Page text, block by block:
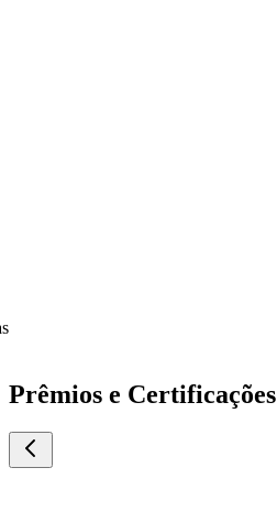
Prêmios e Certificações